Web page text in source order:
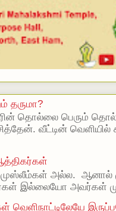
தருமா?
தொல்லை பெரும்
வீட்டின்
முஸ்லீம்கள் அல்ல. ஆனால்
இல்லையோ அவர்கள்
வெளிநாட்டிலேயே